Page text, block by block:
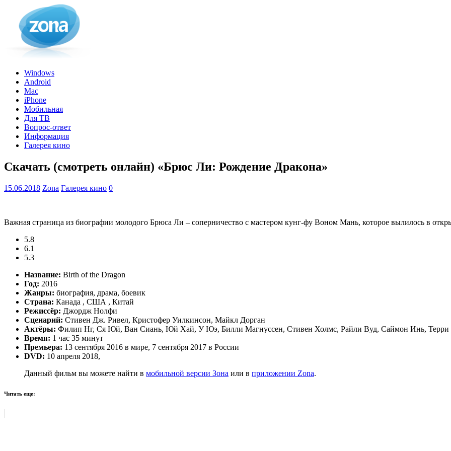
Windows
Android
Mac
iPhone
Мобильная
Для ТВ
Вопрос-ответ
Информация
Галерея кино
Скачать (смотреть онлайн) «Брюс Ли: Рождение Дракона»
15.06.2018 Zona Галерея кино 0
Важная страница из биографии молодого Брюса Ли – соперничество с мастером кунг-фу Воном Мань, которое вылилось в
5.8
6.1
5.3
Название: Birth of the Dragon
Год: 2016
Жанры: биография, драма, боевик
Страна: Канада , США , Китай
Режиссёр: Джордж Нолфи
Сценарий: Стивен Дж. Ривел, Кристофер Уилкинсон, Майкл Дорган
Актёры: Филип Нг, Ся Юй, Ван Сиань, Юй Хай, У Юэ, Билли Магнуссен, Стивен Холмс, Райли Вуд, Саймон Инь, Терри
Время: 1 час 35 минут
Премьера: 13 сентября 2016 в мире, 7 сентября 2017 в России
DVD: 10 апреля 2018,
Данный фильм вы можете найти в мобильной версии Зона или в приложении Zona.
Читать еще: